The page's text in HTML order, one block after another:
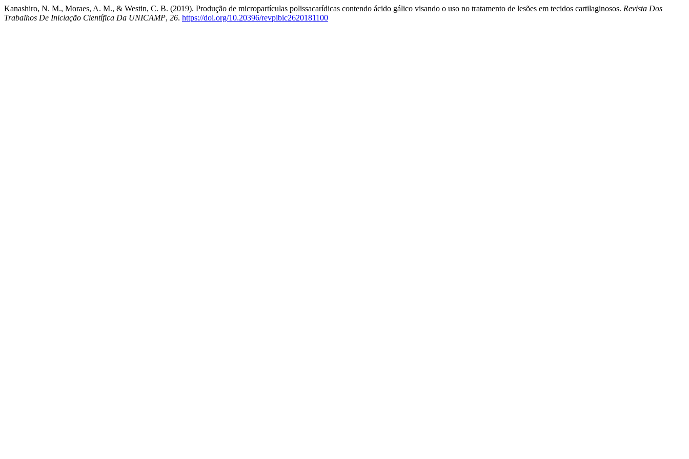
Kanashiro, N. M., Moraes, A. M., & Westin, C. B. (2019). Produção de micropartículas polissacarídicas contendo ácido gálico visando o uso no tratamento de lesões em tecidos cartilaginosos. Revista Dos
Trabalhos De Iniciação Científica Da UNICAMP, 26. https://doi.org/10.20396/revpibic2620181100